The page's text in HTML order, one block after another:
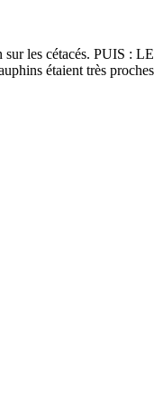
sur les cétacés. PUIS
étaient très